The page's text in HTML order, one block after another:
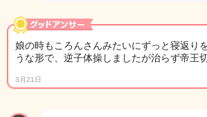
娘の時もころんさんみたいにずっと寝返り
うな形で、逆子体操しましたが治らず帝王
3月21日